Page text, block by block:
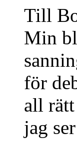
Till
Min
för
all rätt
jag